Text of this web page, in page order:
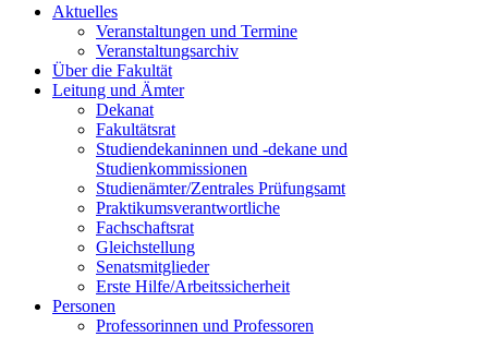
Aktuelles
Veranstaltungen und Termine
Veranstaltungsarchiv
Über die Fakultät
Leitung und Ämter
Dekanat
Fakultätsrat
Studiendekaninnen und -dekane und
Studienkommissionen
Studienämter/Zentrales Prüfungsamt
Praktikumsverantwortliche
Fachschaftsrat
Gleichstellung
Senatsmitglieder
Erste Hilfe/Arbeitssicherheit
Personen
Professorinnen und Professoren